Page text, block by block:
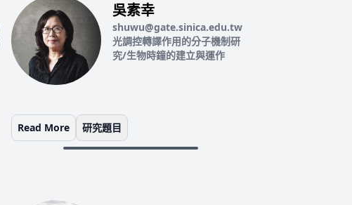
吳素幸
shuwu@gate.sinica.edu.tw
光調控轉譯作用的分子機制研
究/生物時鐘的建立與運作
Read More 研究題目